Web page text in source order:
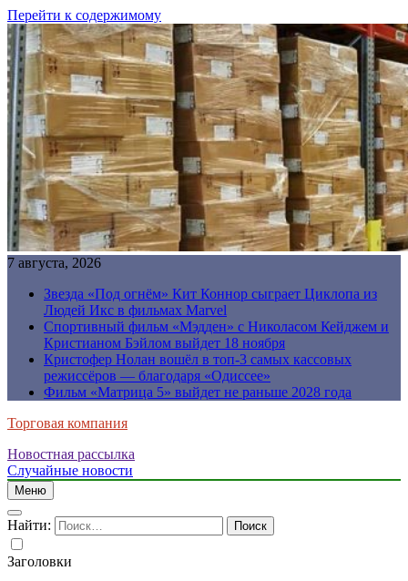
Перейти к содержимому
7 августа, 2026
Звезда «Под огнём» Кит Коннор сыграет Циклопа из
Людей Икс в фильмах Marvel
Спортивный фильм «Мэдден» с Николасом Кейджем и
Кристианом Бэйлом выйдет 18 ноября
Кристофер Нолан вошёл в топ-3 самых кассовых
режиссёров — благодаря «Одиссее»
Фильм «Матрица 5» выйдет не раньше 2028 года
Торговая компания
Новостная рассылка
Случайные новости
Меню
Найти:
Заголовки